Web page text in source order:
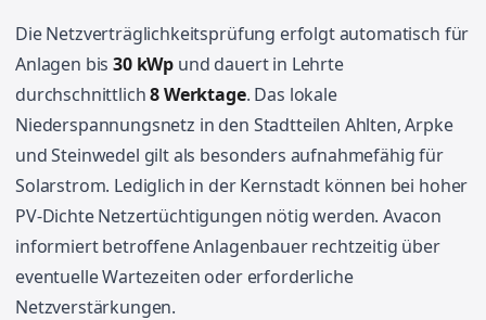
Die Netzverträglichkeitsprüfung erfolgt automatisch für
Anlagen bis30 kWp und dauert in Lehrte
durchschnittlich8 Werktage. Das lokale
Niederspannungsnetz in den Stadtteilen Ahlten, Arpke
und Steinwedel gilt als besonders aufnahmefähig für
Solarstrom. Lediglich in der Kernstadt können bei hoher
PV-Dichte Netzertüchtigungen nötig werden. Avacon
informiert betroffene Anlagenbauer rechtzeitig über
eventuelle Wartezeiten oder erforderliche
Netzverstärkungen.